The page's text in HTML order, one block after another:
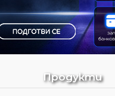
Продукти